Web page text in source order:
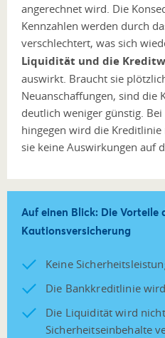
angerechnet wird. Die
Kennzahlen werden durch
verschlechtert, was sich
Liquidität und die
auswirkt. Braucht sie
Neuanschaffungen, sind die
deutlich weniger günstig.
hingegen wird die
sie keine Auswirkungen auf
Auf einen Blick: Die Vorteile
Kautionsversicherung
Keine
Die Bankkreditlinie
Die Liquidität wird
Sicherheitseinbehalte